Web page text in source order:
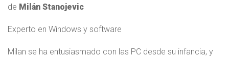
de Milán Stanojevic
Experto en Windows y software
Milan se ha entusiasmado con las PC desde su infancia, y